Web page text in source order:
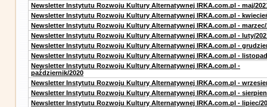
Newsletter Instytutu Rozwoju Kultury Alternatywnej IRKA.com.pl - maj/
Newsletter Instytutu Rozwoju Kultury Alternatywnej IRKA.com.pl -
Newsletter Instytutu Rozwoju Kultury Alternatywnej IRKA.com.pl - marzec/
Newsletter Instytutu Rozwoju Kultury Alternatywnej IRKA.com.pl - luty/
Newsletter Instytutu Rozwoju Kultury Alternatywnej IRKA.com.pl -
Newsletter Instytutu Rozwoju Kultury Alternatywnej IRKA.com.pl -
Newsletter Instytutu Rozwoju Kultury Alternatywnej IRKA.com.pl -
październik/2020
Newsletter Instytutu Rozwoju Kultury Alternatywnej IRKA.com.pl -
Newsletter Instytutu Rozwoju Kultury Alternatywnej IRKA.com.pl -
Newsletter Instytutu Rozwoju Kultury Alternatywnej IRKA.com.pl - lipiec/